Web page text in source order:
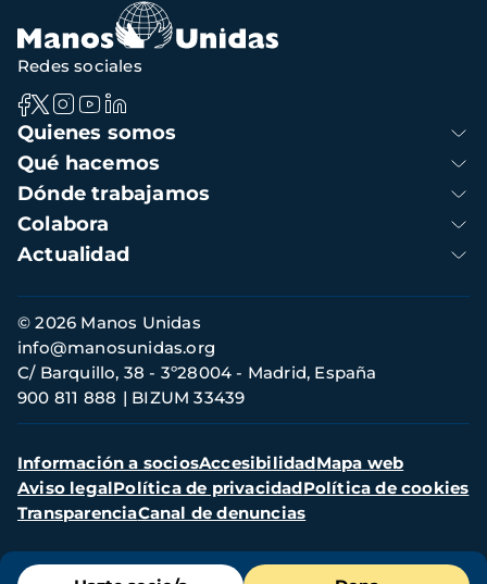
navegación
Menú
Navegación
principal
Quienes somos
Qué hacemos
Dónde trabajamos
Colabora
Actualidad
Redes sociales
Información
de
contacto
© 2026 Manos Unidas
C/ Barquillo, 38 - 3º28004 - Madrid, España
900 811 888
BIZUM 33439
info@manosunidas.org
Menú
secundario
Información a sociosAccesibilidadMapa web
Aviso legalPolítica de privacidadPolítica de cookies
TransparenciaCanal de denuncias